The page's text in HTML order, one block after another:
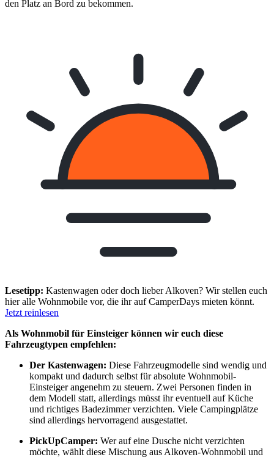
den Platz an Bord zu bekommen.
Lesetipp: Kastenwagen oder doch lieber Alkoven? Wir stellen euch
hier alle Wohnmobile vor, die ihr auf CamperDays mieten könnt.
Jetzt reinlesen
Als Wohnmobil für Einsteiger können wir euch diese
Fahrzeugtypen empfehlen:
Der Kastenwagen: Diese Fahrzeugmodelle sind wendig und
kompakt und dadurch selbst für absolute Wohnmobil-
Einsteiger angenehm zu steuern. Zwei Personen finden in
dem Modell statt, allerdings müsst ihr eventuell auf Küche
und richtiges Badezimmer verzichten. Viele Campingplätze
sind allerdings hervorragend ausgestattet.
PickUpCamper: Wer auf eine Dusche nicht verzichten
möchte, wählt diese Mischung aus Alkoven-Wohnmobil und